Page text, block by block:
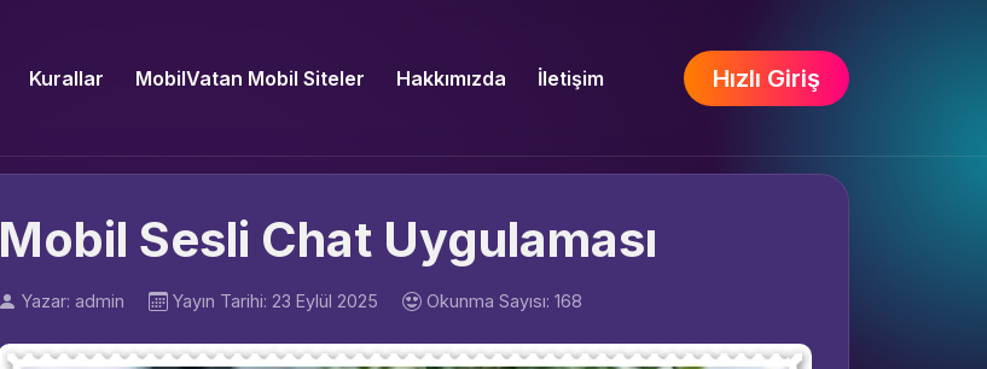
Kurallar MobilVatan Mobil Siteler Hakkımızda İletişim Hızlı Giriş
Mobil Sesli Chat Uygulaması
Yazar: admin Yayın Tarihi: 23 Eylül 2025 Okunma Sayısı: 168